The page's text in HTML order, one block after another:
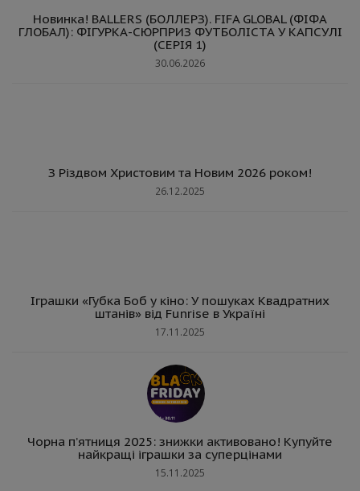
Новинка! BALLERS (БОЛЛЕРЗ). FIFA GLOBAL (ФІФА
ГЛОБАЛ): ФІГУРКА-СЮРПРИЗ ФУТБОЛІСТА У КАПСУЛІ
(СЕРІЯ 1)
30.06.2026
З Різдвом Христовим та Новим 2026 роком!
26.12.2025
Іграшки «Губка Боб у кіно: У пошуках Квадратних
штанів» від Funrise в Україні
17.11.2025
Чорна п’ятниця 2025: знижки активовано! Купуйте
найкращі іграшки за суперцінами
15.11.2025